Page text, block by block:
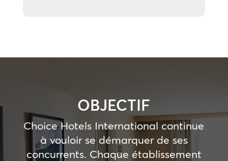
OBJECTIF
Choice Hotels International continue
à vouloir se démarquer de ses
concurrents. Chaque établissement